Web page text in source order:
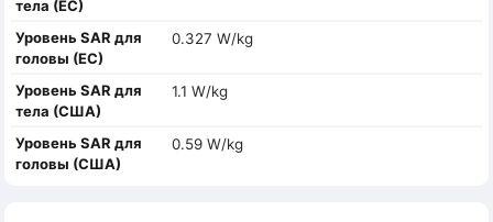
тела (ЕС)
Уровень SAR для
головы (ЕС)
0.327 W/kg
Уровень SAR для
тела (США)
1.1 W/kg
Уровень SAR для
головы (США)
0.59 W/kg